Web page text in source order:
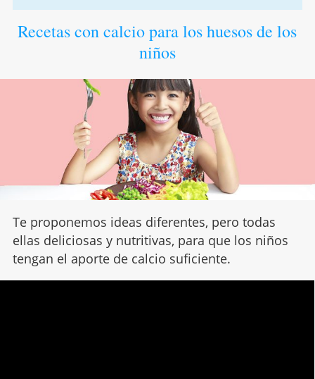
Recetas con calcio para los huesos de los
niños
Te proponemos ideas diferentes, pero todas
ellas deliciosas y nutritivas, para que los niños
tengan el aporte de calcio suficiente.